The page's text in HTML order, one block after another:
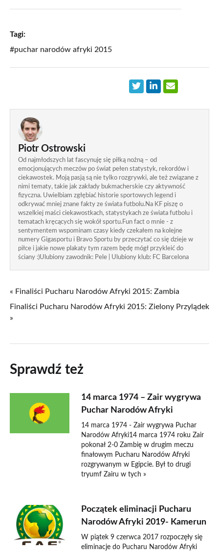
Tagi:
#puchar narodów afryki 2015
Piotr Ostrowski
Od najmłodszych lat fascynuję się piłką nożną – od
emocjonujących meczów po świat pełen statystyk, rekordów i
ciekawostek. Moją pasją są nie tylko rozgrywki, ale też związane z
nimi tematy, takie jak zakłady bukmacherskie czy aktywność
fizyczna. Uwielbiam zgłębiać historie sportowych legend i
odkrywać mniej znane fakty ze świata futbolu.Na KF piszę o
wszelkiej maści ciekawostkach, statystykach ze świata futbolu i
tematach kręcących się wokół sportu.Fun fact o mnie - z
sentymentem wspominam czasy kiedy czekałem na kolejne
numery Gigasportu i Bravo Sportu by przeczytać co się dzieje w
piłce i jakie nowe plakaty tym razem będę mógł przykleić do
ściany :)Ulubiony zawodnik: Pele | Ulubiony klub: FC Barcelona
« Finaliści Pucharu Narodów Afryki 2015: Zambia
Finaliści Pucharu Narodów Afryki 2015: Zielony Przylądek
»
Sprawdź też
14 marca 1974 – Zair wygrywa
Puchar Narodów Afryki
14 marca 1974 - Zair wygrywa Puchar
Narodów Afryki14 marca 1974 roku Zair
pokonał 2-0 Zambię w drugim meczu
finałowym Pucharu Narodów Afryki
rozgrywanym w Egipcie. Był to drugi
tryumf Zairu w tych »
Początek eliminacji Pucharu
Narodów Afryki 2019- Kamerun
W piątek 9 czerwca 2017 rozpoczęły się
eliminacje do Pucharu Narodów Afryki